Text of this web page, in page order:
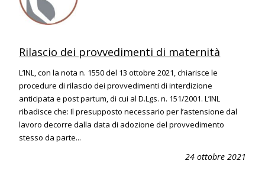
Rilascio dei provvedimenti di maternità
L’INL, con la nota n. 1550 del 13 ottobre 2021, chiarisce le
procedure di rilascio dei provvedimenti di interdizione
anticipata e post partum, di cui al D.Lgs. n. 151/2001. L’INL
ribadisce che: Il presupposto necessario per l’astensione dal
lavoro decorre dalla data di adozione del provvedimento
stesso da parte...
24 ottobre 2021